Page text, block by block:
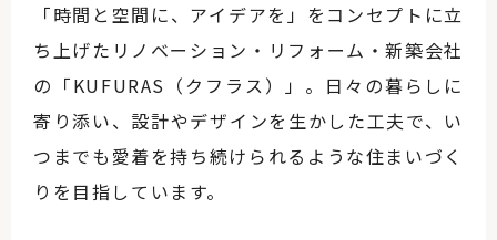
「時間と空間に、アイデアを」をコンセプトに立
ち上げたリノベーション・リフォーム・新築会社
の「KUFURAS（クフラス）」。日々の暮らしに
寄り添い、設計やデザインを生かした工夫で、い
つまでも愛着を持ち続けられるような住まいづく
りを目指しています。